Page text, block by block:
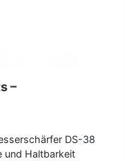
–
DS-38
und Haltbarkeit